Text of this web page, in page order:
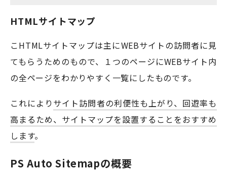
HTMLサイトマップ
こHTMLサイトマップは主にWEBサイトの訪問者に見
てもらうためのもので、１つのページにWEBサイト内
の全ページをわかりやすく一覧にしたものです。
これにより サイト訪問者の利便性も上がり、回遊率も
高まるため、サイトマップを設置することをおすすめ
します。
PS Auto Sitemapの概要